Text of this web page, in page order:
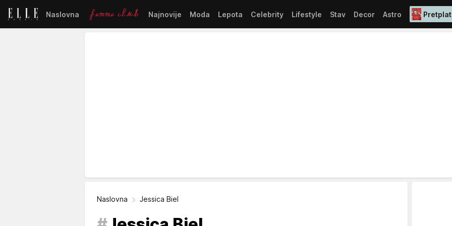
Naslovna Najnovije Moda Lepota Celebrity Lifestyle Stav Decor Astro
Naslovna Jessica Biel